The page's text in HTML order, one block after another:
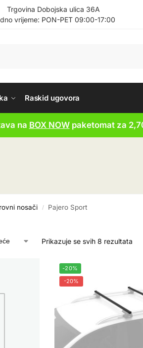
Trgovina Dobojska ulica 36A
vrijeme: PON-PET 09:00-17:00
Raskid ugovora
na BOX NOWpaketomat za
nosači / Pajero Sport
Prikazuje se svih 8 rezultata
-20%
-20%